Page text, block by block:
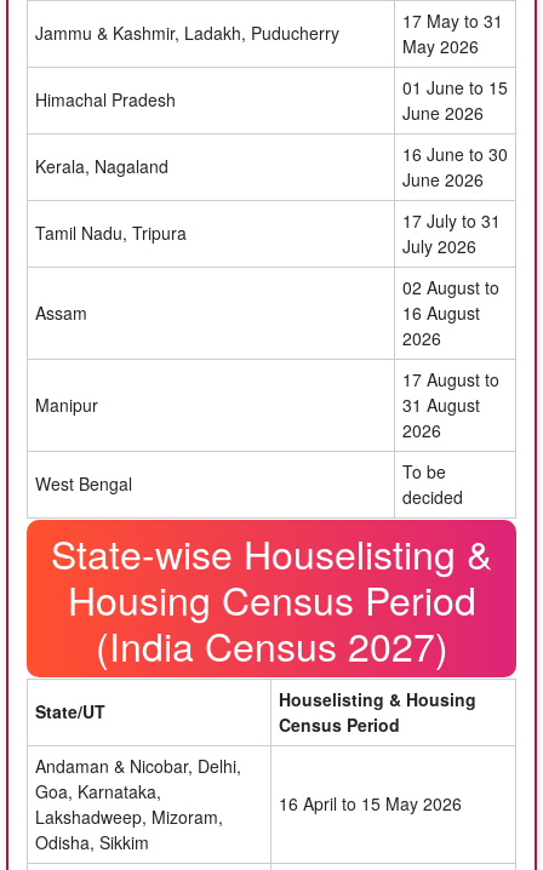
Jammu & Kashmir, Ladakh, Puducherry
17 May to 31
May 2026
Himachal Pradesh
01 June to 15
June 2026
Kerala, Nagaland
16 June to 30
June 2026
Tamil Nadu, Tripura
17 July to 31
July 2026
Assam
02 August to
16 August
2026
Manipur
17 August to
31 August
2026
West Bengal
To be
decided
State-wise Houselisting &
Housing Census Period
(India Census 2027)
State/UT
Houselisting & Housing
Census Period
Andaman & Nicobar, Delhi,
Goa, Karnataka,
Lakshadweep, Mizoram,
Odisha, Sikkim
16 April to 15 May 2026